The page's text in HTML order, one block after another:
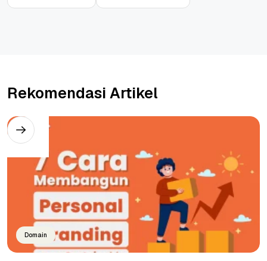
Rekomendasi Artikel
Domain